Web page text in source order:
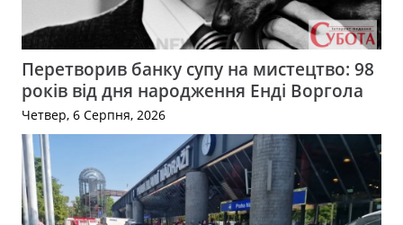
Перетворив банку супу на мистецтво: 98
років від дня народження Енді Воргола
Четвер, 6 Серпня, 2026